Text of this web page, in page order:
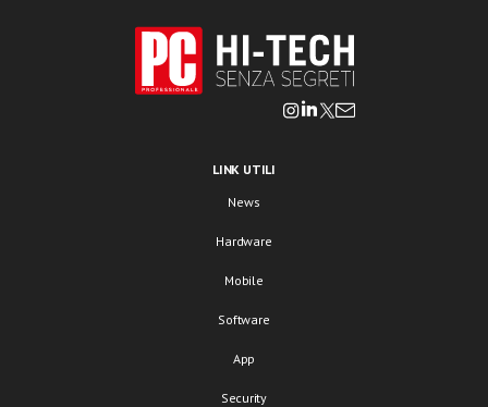
LINK UTILI
News
Hardware
Mobile
Software
App
Security